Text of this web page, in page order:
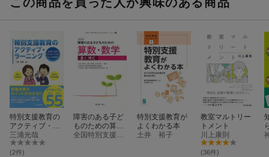
特別支援教育の
アクティブ・ラ
ーニング
三浦光哉
(2件)
障害のある子ど
ものための算
数・数学（量と
全国特別支援学級設置学校長協会
特別支援教育が
よくわかる本
土井 裕子
教室マルトリー
トメント
川上康則
(36件)